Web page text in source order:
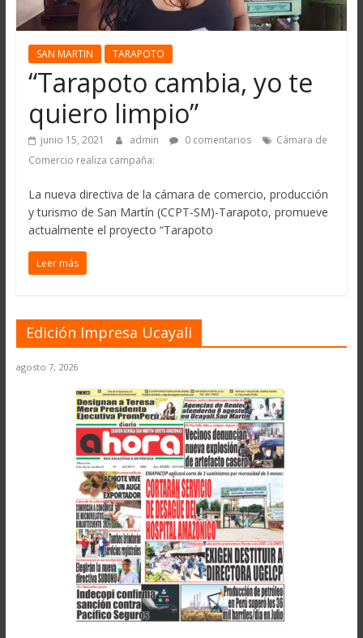
SAN MARTIN TARAPOTO
“Tarapoto cambia, yo te
quiero limpio”
junio 15, 2021 admin 0 comentarios
Cámara de
Comercio realiza campaña:
La nueva directiva de la cámara de comercio, producción
y turismo de San Martín (CCPT-SM)-Tarapoto, promueve
actualmente el proyecto “Tarapoto
Leer más
Edición Impresa Ucayali
agosto 7, 2026